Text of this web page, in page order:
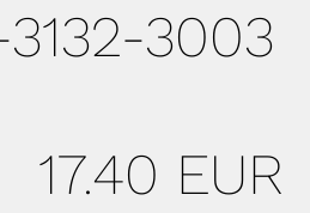
3003
17.40 EUR